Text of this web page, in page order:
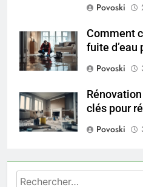
Povoski
Comment
fuite d’eau
Povoski
clés pour
Povoski
Rechercher :
8
1
Les